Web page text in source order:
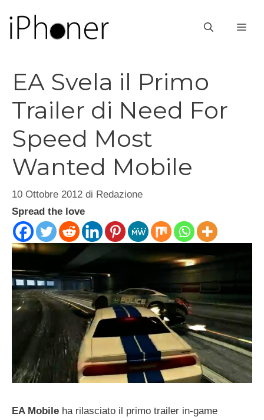
contenuto
EA Svela il Primo
Trailer di Need For
Speed Most
Wanted Mobile
10 Ottobre 2012 di Redazione
Spread the love
EA Mobile ha rilasciato il primo trailer in-game